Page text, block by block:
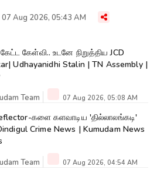
07 Aug 2026, 05:43 AM
கேள்வி.. உடனே நிறுத்திய JCD
Udhayanidhi Stalin | TN Assembly |
Team 07 Aug 2026, 05:08 AM
களை களவாடிய 'தில்லாலங்கடி'
Crime News | Kumudam News
Team 07 Aug 2026, 04:54 AM